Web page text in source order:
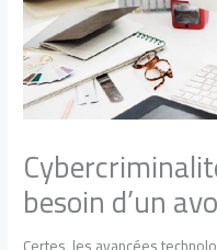
besoin d’un